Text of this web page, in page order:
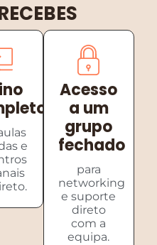
e
Acesso
a um
grupo
fechado
para
networking
e suporte
direto
com a
equipa.